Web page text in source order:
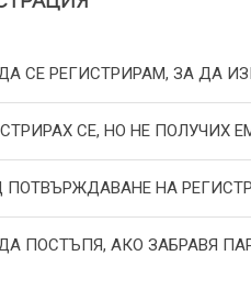
СЕ РЕГИСТРИРАМ, ЗА ДА
СЕ, НО НЕ ПОЛУЧИХ
ПОТВЪРЖДАВАНЕ НА
ПОСТЪПЯ, АКО ЗАБРАВЯ